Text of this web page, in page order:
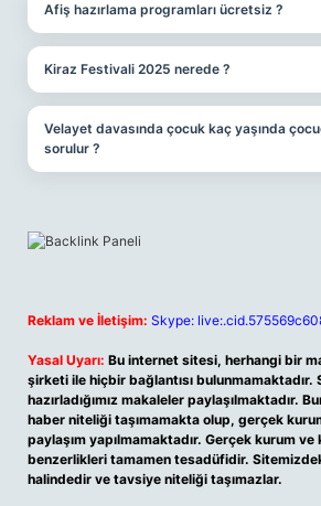
Afiş hazırlama programları ücretsiz ?
Kiraz Festivali 2025 nerede ?
Velayet davasında çocuk kaç yaşında
sorulur ?
Reklam ve İletişim: Skype:
Yasal Uyarı: Bu internet sitesi, herhangi bir
şirketi ile hiçbir bağlantısı bulunmamaktadır.
hazırladığımız makaleler paylaşılmaktadır.
haber niteliği taşımamakta olup, gerçek
paylaşım yapılmamaktadır. Gerçek kurum
benzerlikleri tamamen tesadüfidir.
halindedir ve tavsiye niteliği taşımazlar.